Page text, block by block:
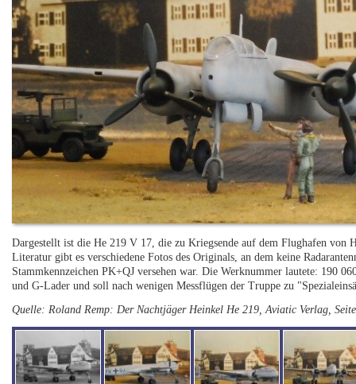
Dargestellt ist die He 219 V 17, die zu Kriegsende auf dem Flughafen
Literatur gibt es verschiedene Fotos des Originals, an dem keine
Stammkennzeichen PK+QJ versehen war. Die Werknummer lautete: 190
und G-Lader und soll nach wenigen Messflügen der Truppe zu
Quelle: Roland Remp: Der Nachtjäger Heinkel He 219, Aviatic Verlag,